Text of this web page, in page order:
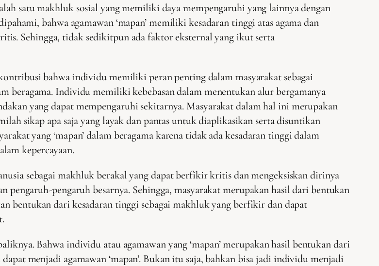
satu makhluk sosial yang memiliki daya mempengaruhi yang lainnya dengan
bahwa agamawan ‘mapan’ memiliki kesadaran tinggi atas agama dan
Sehingga, tidak sedikitpun ada faktor eksternal yang ikut serta
bahwa individu memiliki peran penting dalam masyarakat sebagai
beragama. Individu memiliki kebebasan dalam menentukan alur bergamanya
yang dapat mempengaruhi sekitarnya. Masyarakat dalam hal ini merupakan
sikap apa saja yang layak dan pantas untuk diaplikasikan serta disuntikan
yang ‘mapan’ dalam beragama karena tidak ada kesadaran tinggi dalam
kepercayaan.
sebagai makhluk berakal yang dapat berfikir kritis dan mengeksiskan dirinya
pengaruh besarnya. Sehingga, masyarakat merupakan hasil dari bentukan
bentukan dari kesadaran tinggi sebagai makhluk yang berfikir dan dapat
Bahwa individu atau agamawan yang ‘mapan’ merupakan hasil bentukan dari
menjadi agamawan ‘mapan’. Bukan itu saja, bahkan bisa jadi individu menjadi